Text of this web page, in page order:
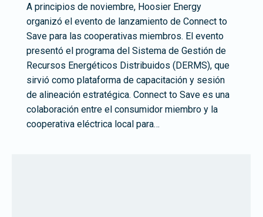
A principios de noviembre, Hoosier Energy
organizó el evento de lanzamiento de Connect to
Save para las cooperativas miembros. El evento
presentó el programa del Sistema de Gestión de
Recursos Energéticos Distribuidos (DERMS), que
sirvió como plataforma de capacitación y sesión
de alineación estratégica. Connect to Save es una
colaboración entre el consumidor miembro y la
cooperativa eléctrica local para…